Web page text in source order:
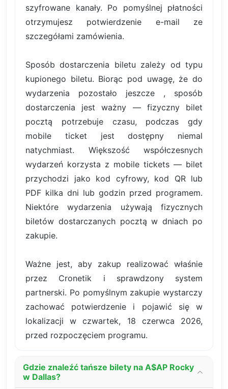
szyfrowane kanały. Po pomyślnej płatności
otrzymujesz potwierdzenie e-mail ze
szczegółami zamówienia.
Sposób dostarczenia biletu zależy od typu
kupionego biletu. Biorąc pod uwagę, że do
wydarzenia pozostało jeszcze , sposób
dostarczenia jest ważny — fizyczny bilet
pocztą potrzebuje czasu, podczas gdy
mobile ticket jest dostępny niemal
natychmiast. Większość współczesnych
wydarzeń korzysta z mobile tickets — bilet
przychodzi jako kod cyfrowy, kod QR lub
PDF kilka dni lub godzin przed programem.
Niektóre wydarzenia używają fizycznych
biletów dostarczanych pocztą w dniach po
zakupie.
Ważne jest, aby zakup realizować właśnie
przez Cronetik i sprawdzony system
partnerski. Po pomyślnym zakupie wystarczy
zachować potwierdzenie i pojawić się w
lokalizacji w czwartek, 18 czerwca 2026,
przed rozpoczęciem programu.
Gdzie znaleźć tańsze bilety na A$AP Rocky
w Dallas?